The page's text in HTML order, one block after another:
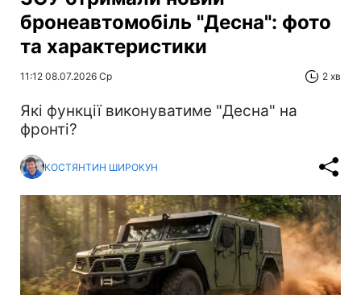
бронеавтомобіль "Десна": фото
та характеристики
11:12 08.07.2026 Ср 2 хв
Які функції виконуватиме "Десна" на
фронті?
КОСТЯНТИН ШИРОКУН